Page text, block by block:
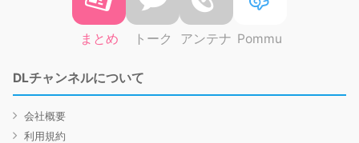
まとめ トーク アンテナ Pommu
DLチャンネルについて
会社概要
利用規約